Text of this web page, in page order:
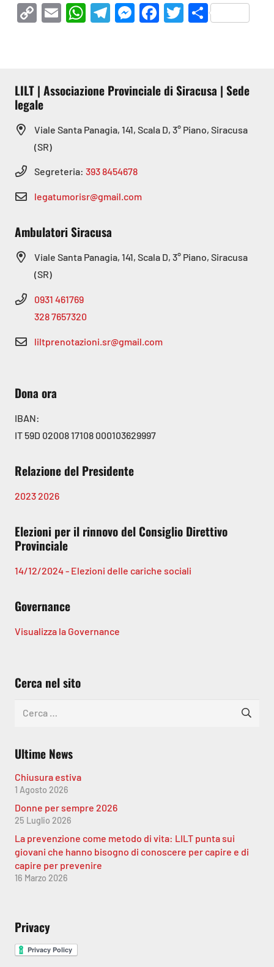
CopyEmailWhatsApp
Telegram
Messenger
Facebook
Twitter
LILT | Associazione Provinciale di Siracusa | Sede
legale
Viale Santa Panagia, 141, Scala D, 3° Piano, Siracusa
(SR)
Segreteria: 393 8454678
legatumorisr@gmail.com
Ambulatori Siracusa
Viale Santa Panagia, 141, Scala D, 3° Piano, Siracusa
(SR)
0931 461769
328 7657320
liltprenotazioni.sr@gmail.com
Dona ora
IBAN:
IT 59D 02008 17108 000103629997
Relazione del Presidente
20232026
Elezioni per il rinnovo del Consiglio Direttivo
Provinciale
14/12/2024 - Elezioni delle cariche sociali
Governance
Visualizza la Governance
Cerca nel sito
Ultime News
Chiusura estiva
1 Agosto 2026
Donne per sempre 2026
25 Luglio 2026
La prevenzione come metodo di vita: LILT punta sui
giovani che hanno bisogno di conoscere per capire e di
capire per prevenire
16 Marzo 2026
Privacy